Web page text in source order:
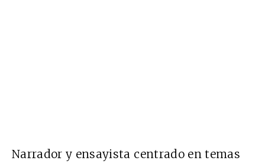
Narrador y ensayista centrado en temas